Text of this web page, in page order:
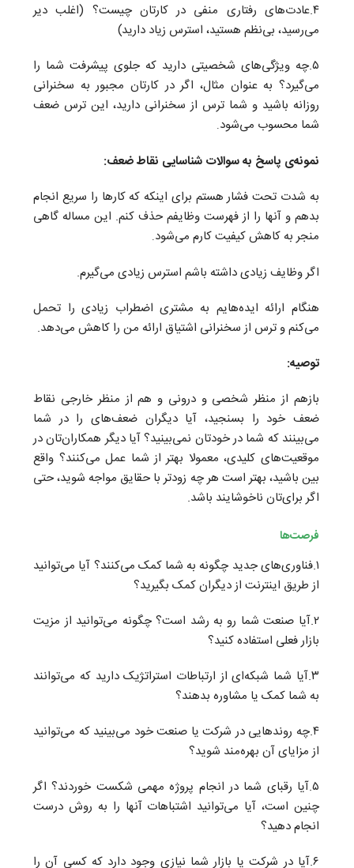
۴.عادت‌های رفتاری منفی در کارتان چیست؟ (اغلب دیر
می‌رسید، بی‌نظم هستید، استرس زیاد دارید)
۵.چه ویژگی‌های شخصیتی دارید که جلوی پیشرفت شما را
می‌گیرد؟ به عنوان مثال، اگر در کارتان مجبور به سخنرانی
روزانه باشید و شما ترس از سخنرانی دارید، این ترس ضعف
شما محسوب می‌شود.
نمونه‌ی پاسخ به سوالات شناسایی نقاط ضعف:
به شدت تحت فشار هستم برای اینکه که کارها را سریع انجام
بدهم و آنها را از فهرست وظایفم حذف کنم. این مساله گاهی
منجر به کاهش کیفیت کارم می‌شود.
اگر وظایف زیادی داشته باشم استرس زیادی می‌گیرم.
هنگام ارائه ایده‌هایم به مشتری اضطراب زیادی را تحمل
می‌کنم و ترس از سخنرانی اشتیاق ارائه من را کاهش می‌دهد.
توصیه:
بازهم از منظر شخصی و درونی و هم از منظر خارجی نقاط
ضعف خود را بسنجید، آیا دیگران ضعف‌های را در شما
می‌بینند که شما در خودتان نمی‌بینید؟ آیا دیگر همکاران‌تان در
موقعیت‌های کلیدی، معمولا بهتر از شما عمل می‌کنند؟ واقع
بین باشید، بهتر است هر چه زودتر با حقایق مواجه شوید، حتی
اگر برای‌تان ناخوشایند باشد.
فرصت‌ها
۱.فناوری‌های جدید چگونه به شما کمک می‌کنند؟ آیا می‌توانید
از طریق اینترنت از دیگران کمک بگیرید؟
۲.آیا صنعت شما رو به رشد است؟ چگونه می‌توانید از مزیت
بازار فعلی استفاده کنید؟
۳.آیا شما شبکه‌ای از ارتباطات استراتژیک دارید که می‌توانند
به شما کمک یا مشاوره بدهند؟
۴.چه روندهایی در شرکت یا صنعت خود می‌بینید که می‌توانید
از مزایای آن بهره‌مند شوید؟
۵.آیا رقبای شما در انجام پروژه مهمی شکست خوردند؟ اگر
چنین است، آیا می‌توانید اشتباهات آنها را به روش درست
انجام دهید؟
۶.آیا در شرکت یا بازار شما نیازی وجود دارد که کسی آن را